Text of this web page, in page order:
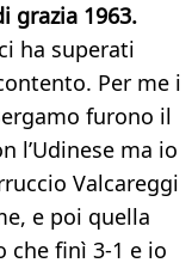
grazia 1963.
ha superati
Per me i
furono il
l’Udinese ma io
Valcareggi
e poi quella
che finì 3-1 e io